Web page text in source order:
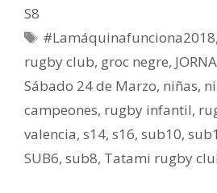
S8
#Lamáquinafunciona2018
rugby club, groc negre,
Sábado 24 de Marzo, niñas,
campeones, rugby infantil,
valencia, s14, s16, sub10,
SUB6, sub8, Tatami rugby